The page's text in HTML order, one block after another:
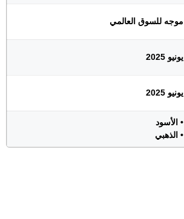
موجه للسوق العالمي
يونيو 2025
يونيو 2025
• الأسود
• الذهبي